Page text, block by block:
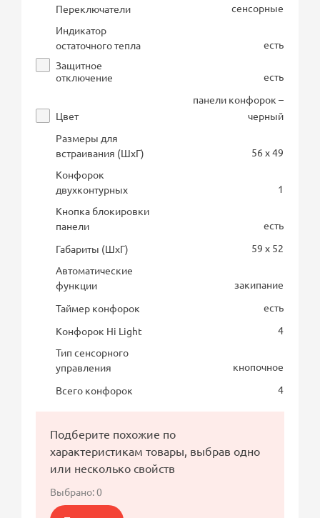
Переключатели
сенсорные
Индикатор
остаточного тепла
есть
Защитное
отключение
есть
Цвет
панели конфорок –
черный
Размеры для
встраивания (ШхГ)
56 x 49
Конфорок
двухконтурных
1
Кнопка блокировки
панели
есть
Габариты (ШхГ)
59 x 52
Автоматические
функции
закипание
Таймер конфорок
есть
Конфорок Hi Light
4
Тип сенсорного
управления
кнопочное
Всего конфорок
4
Подберите похожие по
характеристикам товары, выбрав одно
или несколько свойств
Выбрано:0